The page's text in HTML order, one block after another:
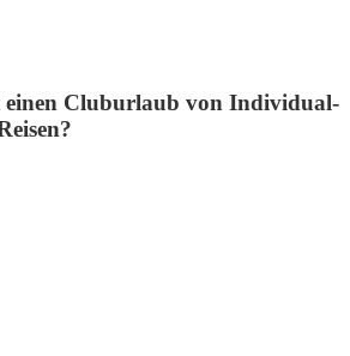
einen Cluburlaub von Individual-